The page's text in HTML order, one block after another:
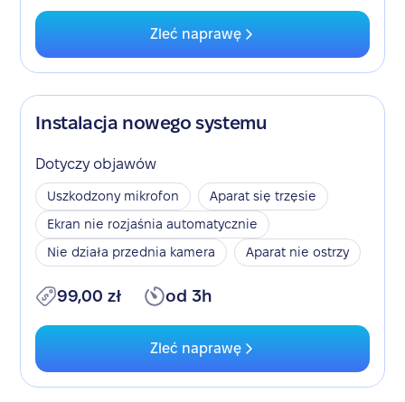
Zleć naprawę
Instalacja nowego systemu
Dotyczy objawów
Uszkodzony mikrofon
Aparat się trzęsie
Ekran nie rozjaśnia automatycznie
Nie działa przednia kamera
Aparat nie ostrzy
99,00 zł od 3h
Zleć naprawę